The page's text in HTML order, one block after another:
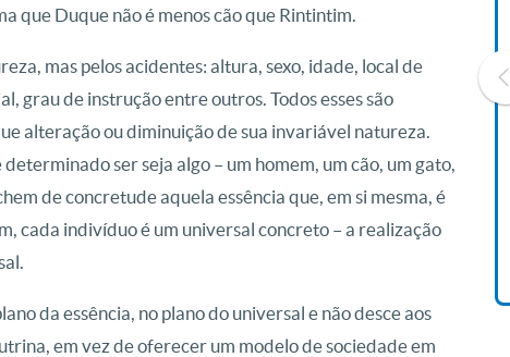
que Duque não é menos cão que Rintintim.
mas pelos acidentes: altura, sexo, idade, local de
grau de instrução entre outros. Todos esses são
alteração ou diminuição de sua invariável natureza.
ser seja algo – um homem, um cão, um gato,
de concretude aquela essência que, em si mesma, é
cada indivíduo é um universal concreto – a realização
da essência, no plano do universal e não desce aos
em vez de oferecer um modelo de sociedade em
Livro O Padre: A História De
Vida De Jonas Abib
R$ 42,41